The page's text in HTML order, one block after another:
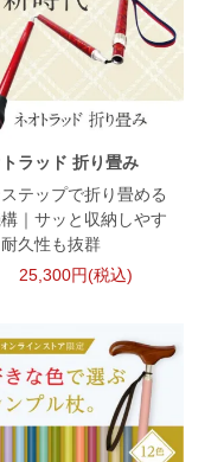
ラッド 折り畳み
テップで折り畳める
｜サッと収納しやす
耐久性も抜群
25,300円(税込)